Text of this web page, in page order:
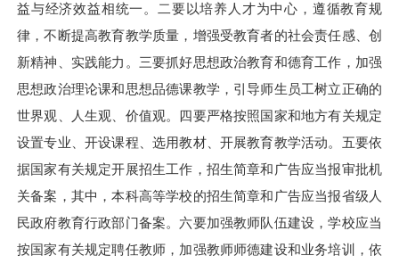
益与经济效益相统一。二要以培养人才为中心，遵循教育规
律，不断提高教育教学质量，增强受教育者的社会责任感、创
新精神、实践能力。三要抓好思想政治教育和德育工作，加强
思想政治理论课和思想品德课教学，引导师生员工树立正确的
世界观、人生观、价值观。四要严格按照国家和地方有关规定
设置专业、开设课程、选用教材、开展教育教学活动。五要依
据国家有关规定开展招生工作，招生简章和广告应当报审批机
关备案，其中，本科高等学校的招生简章和广告应当报省级人
民政府教育行政部门备案。六要加强教师队伍建设，学校应当
按国家有关规定聘任教师，加强教师师德建设和业务培训，依